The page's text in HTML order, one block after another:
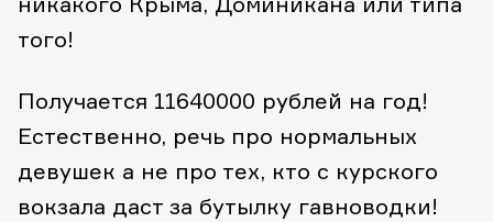
того!
Получается 11640000 рублей на год!
Естественно, речь про нормальных
девушек а не про тех, кто с курского
вокзала даст за бутылку гавноводки!